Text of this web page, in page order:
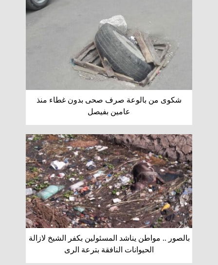
شكوى من بالوعة صرف صحى بدون غطاء منذ
عامين بفيصل
بالصور .. مواطن يناشد المسئولين بكفر الشيخ لازالة
الحيوانات النافقة بترعة الرى